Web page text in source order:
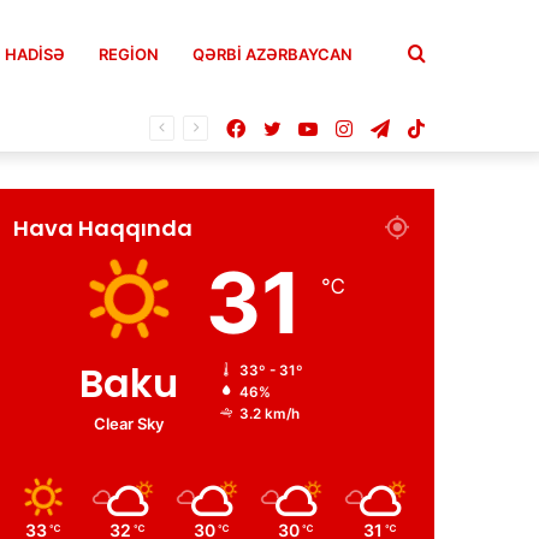
HADISƏ REGION QƏRBİ AZƏRBAYCAN Axtar
Telegram
Instagram
YouTube
Twitter
Facebook
Hava Haqqında
Baku
Clear Sky
31 ℃
33º - 31º
46%
3.2 km/h
33 ℃ 32 ℃ 30 ℃ 30 ℃ 31 ℃